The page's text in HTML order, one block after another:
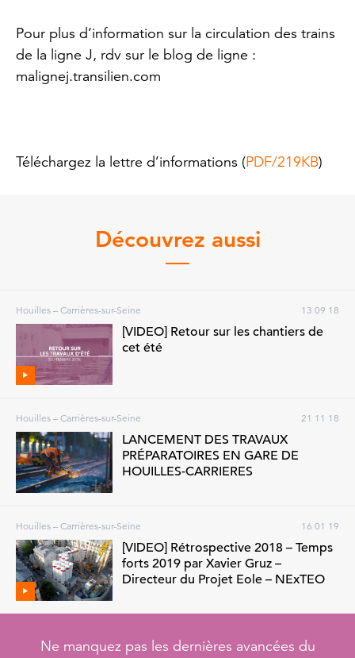
Pour plus d’information sur la circulation des trains
de la ligne J, rdv sur le blog de ligne :
malignej.transilien.com
Téléchargez la lettre d’informations (PDF/219KB)
Découvrez aussi
Houilles – Carrières-sur-Seine 13 09 18
[VIDEO] Retour sur les chantiers de
cet été
Houilles – Carrières-sur-Seine 21 11 18
LANCEMENT DES TRAVAUX
PRÉPARATOIRES EN GARE DE
HOUILLES-CARRIERES
Houilles – Carrières-sur-Seine 16 01 19
[VIDEO] Rétrospective 2018 – Temps
forts 2019 par Xavier Gruz –
Directeur du Projet Eole – NExTEO
Ne manquez pas les dernières avancées du